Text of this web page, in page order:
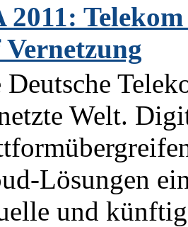
2011:
Vernetzung
Deutsche
Welt.
Lösungen
und